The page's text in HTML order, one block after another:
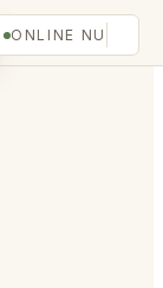
ONLINE NU